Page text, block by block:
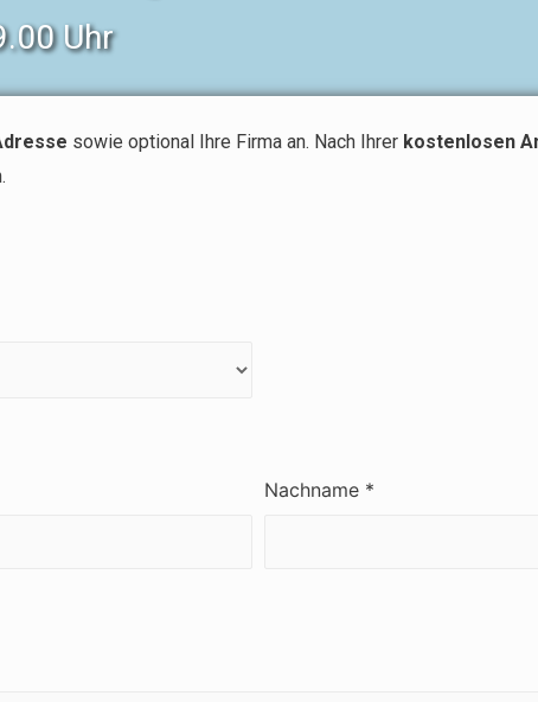
Uhr
sowie optional Ihre Firma an. Nach Ihrer kostenlosen
Nachname *